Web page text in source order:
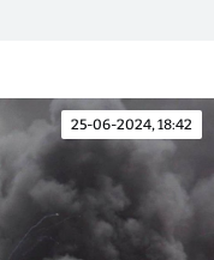
25-06-2024, 18:42